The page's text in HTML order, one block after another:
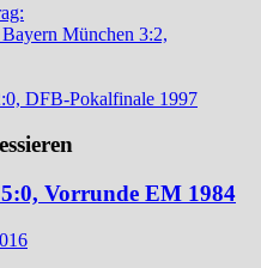
München 3:2,
DFB-Pokalfinale 1997
Vorrunde EM 1984